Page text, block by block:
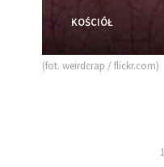
KOŚCIÓŁ
(fot. weirdcrap / flickr.com)